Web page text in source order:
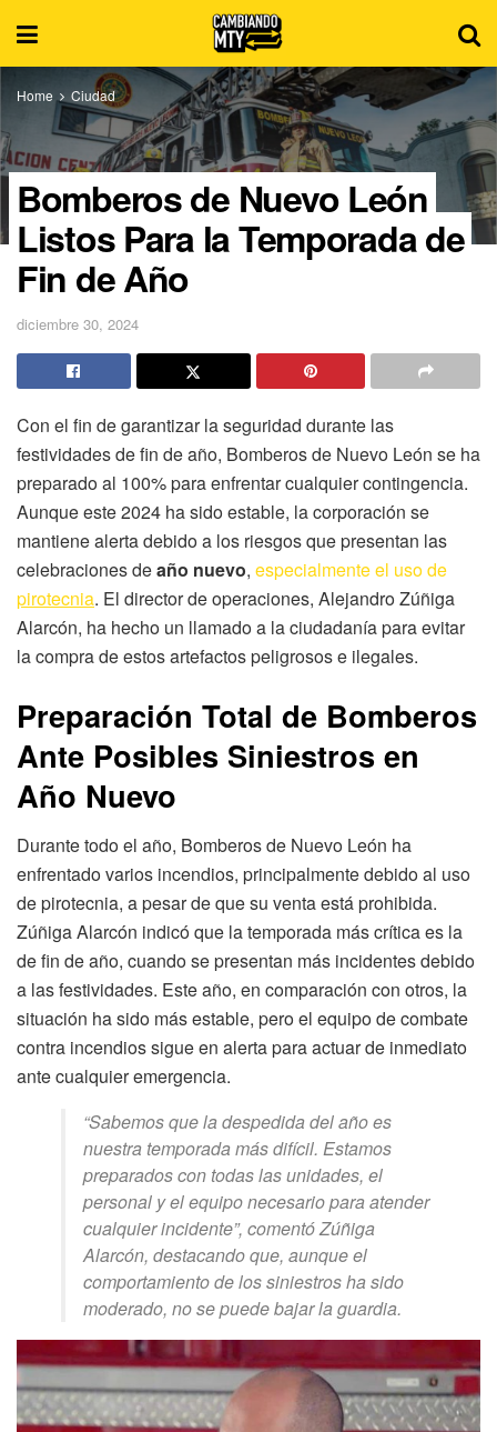
Home Ciudad
Bomberos de Nuevo León
Listos Para la Temporada de
Fin de Año
diciembre 30, 2024
Con el fin de garantizar la seguridad durante las
festividades de fin de año, Bomberos de Nuevo León se ha
preparado al 100% para enfrentar cualquier contingencia.
Aunque este 2024 ha sido estable, la corporación se
mantiene alerta debido a los riesgos que presentan las
celebraciones deaño nuevo, especialmente el uso de
pirotecnia. El director de operaciones, Alejandro Zúñiga
Alarcón, ha hecho un llamado a la ciudadanía para evitar
la compra de estos artefactos peligrosos e ilegales.
Preparación Total de Bomberos
Ante Posibles Siniestros en
Año Nuevo
Durante todo el año, Bomberos de Nuevo León ha
enfrentado varios incendios, principalmente debido al uso
de pirotecnia, a pesar de que su venta está prohibida.
Zúñiga Alarcón indicó que la temporada más crítica es la
de fin de año, cuando se presentan más incidentes debido
a las festividades. Este año, en comparación con otros, la
situación ha sido más estable, pero el equipo de combate
contra incendios sigue en alerta para actuar de inmediato
ante cualquier emergencia.
“Sabemos que la despedida del año es
nuestra temporada más difícil. Estamos
preparados con todas las unidades, el
personal y el equipo necesario para atender
cualquier incidente”, comentó Zúñiga
Alarcón, destacando que, aunque el
comportamiento de los siniestros ha sido
moderado, no se puede bajar la guardia.